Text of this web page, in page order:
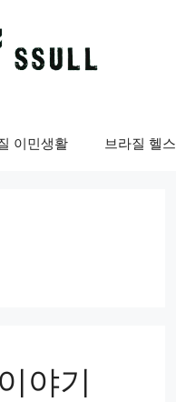
이민생활 브라질 헬스
야기